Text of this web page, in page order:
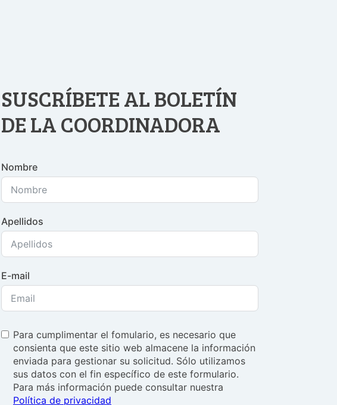
SUSCRÍBETE AL BOLETÍN
DE LA COORDINADORA
Nombre
Apellidos
E-mail
Para cumplimentar el fomulario, es necesario que
consienta que este sitio web almacene la información
enviada para gestionar su solicitud. Sólo utilizamos
sus datos con el fin específico de este formulario.
Para más información puede consultar nuestra
Política de privacidad